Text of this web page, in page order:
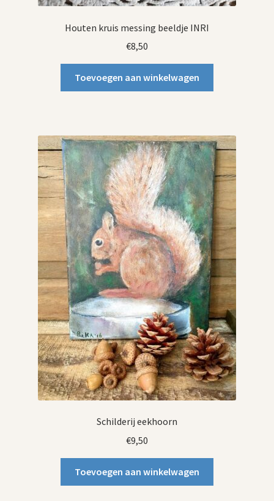
Houten kruis messing beeldje INRI
€8,50
Toevoegen aan winkelwagen
Schilderij eekhoorn
€9,50
Toevoegen aan winkelwagen